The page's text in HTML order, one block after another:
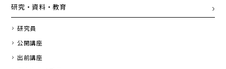
研究・資料・教育
研究員
公開講座
出前講座